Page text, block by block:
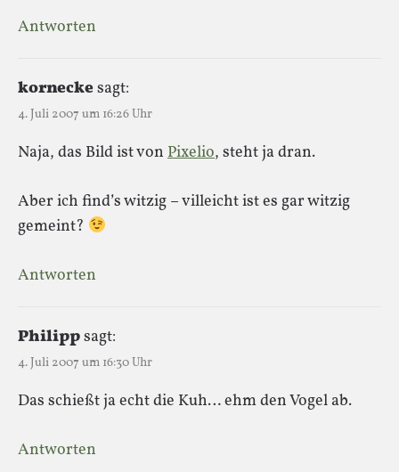
Antworten
korneckesagt:
4. Juli 2007 um 16:26 Uhr
Naja, das Bild ist von Pixelio, steht ja dran.
Aber ich find’s witzig – villeicht ist es gar witzig
gemeint?
Antworten
Philippsagt:
4. Juli 2007 um 16:30 Uhr
Das schießt ja echt die Kuh… ehm den Vogel ab.
Antworten